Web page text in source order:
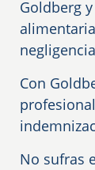
Goldberg
Con
No sufras